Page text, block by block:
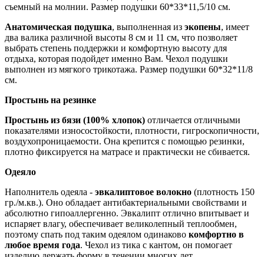
съемный на молнии. Размер подушки 60*33*11,5/10 см.
Анатомическая подушка, выполненная из экопены, имеет
два валика различной высоты 8 см и 11 см, что позволяет
выбрать степень поддержки и комфортную высоту для
отдыха, которая подойдет именно Вам. Чехол подушки
выполнен из мягкого трикотажа. Размер подушки 60*32*11/8
см.
Простынь на резинке
Простынь из бязи (100% хлопок) отличается отличными
показателями износостойкости, плотности, гигроскопичности,
воздухопроницаемости. Она крепится с помощью резинки,
плотно фиксируется на матрасе и практически не сбивается.
Одеяло
Наполнитель одеяла - эвкалиптовое волокно (плотность 150
гр./м.кв.). Оно обладает антибактериальными свойствами и
абсолютно гипоаллергенно. Эвкалипт отлично впитывает и
испаряет влагу, обеспечивает великолепный теплообмен,
поэтому спать под таким одеялом одинаково комфортно в
любое время года. Чехол из тика с кантом, он помогает